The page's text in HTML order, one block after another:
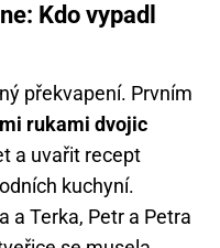
Kdo vypadl
překvapení. Prvním
rukami dvojic
a uvařit recept
kuchyní.
a Terka, Petr a Petra